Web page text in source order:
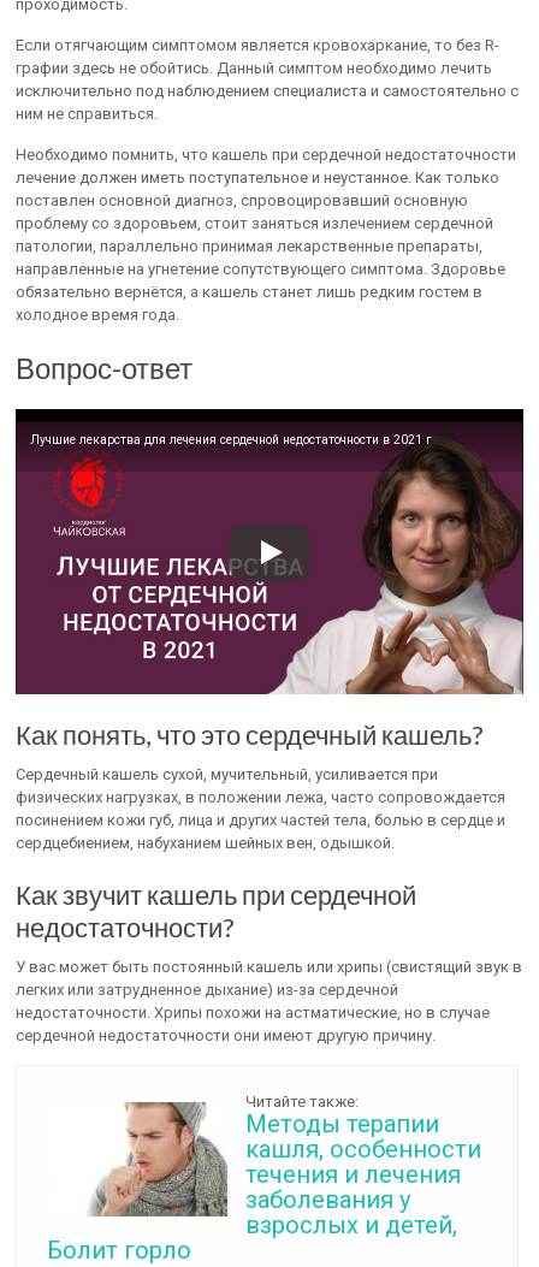
проходимость.
Если отягчающим симптомом является кровохаркание, то без R-
графии здесь не обойтись. Данный симптом необходимо лечить
исключительно под наблюдением специалиста и самостоятельно с
ним не справиться.
Необходимо помнить, что кашель при сердечной недостаточности
лечение должен иметь поступательное и неустанное. Как только
поставлен основной диагноз, спровоцировавший основную
проблему со здоровьем, стоит заняться излечением сердечной
патологии, параллельно принимая лекарственные препараты,
направленные на угнетение сопутствующего симптома. Здоровье
обязательно вернётся, а кашель станет лишь редким гостем в
холодное время года.
Вопрос-ответ
Лучшие лекарства для лечения сердечной недостаточности в 2021 г
Как понять, что это сердечный кашель?
Сердечный кашель сухой, мучительный, усиливается при
физических нагрузках, в положении лежа, часто сопровождается
посинением кожи губ, лица и других частей тела, болью в сердце и
сердцебиением, набуханием шейных вен, одышкой.
Как звучит кашель при сердечной
недостаточности?
У вас может быть постоянный кашель или хрипы (свистящий звук в
легких или затрудненное дыхание) из-за сердечной
недостаточности. Хрипы похожи на астматические, но в случае
сердечной недостаточности они имеют другую причину.
Читайте также:
Методы терапии
кашля, особенности
течения и лечения
заболевания у
взрослых и детей,
Болит горло